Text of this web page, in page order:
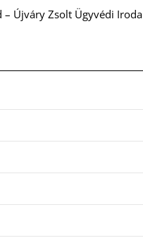
– Újváry Zsolt Ügyvédi Iroda